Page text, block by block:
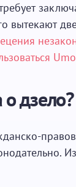
вытекают
дзело?